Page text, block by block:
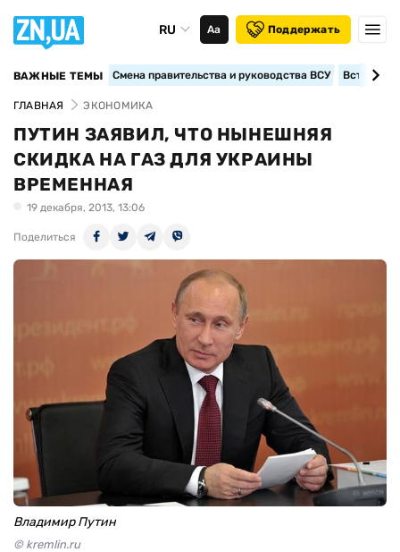
RU Аа Поддержать
ВАЖНЫЕ ТЕМЫ Смена правительства и руководства ВСУ
ГЛАВНАЯ ЭКОНОМИКА
ПУТИН ЗАЯВИЛ, ЧТО НЫНЕШНЯЯ
СКИДКА НА ГАЗ ДЛЯ УКРАИНЫ
ВРЕМЕННАЯ
19 декабря, 2013, 13:06
Поделиться
Владимир Путин
© kremlin.ru